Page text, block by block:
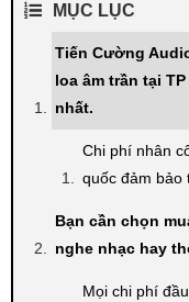
MỤC LỤC
Tiến Cường
loa âm trần tại
nhất.
Chi phí nhân
quốc đảm bảo
Bạn cần chọn
nghe nhạc hay
Mọi chi phí